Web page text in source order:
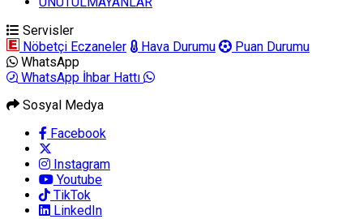
Servisler
Nöbetçi Eczaneler
Hava Durumu
Puan Durumu
WhatsApp
WhatsApp İhbar Hattı
Sosyal Medya
Facebook
Instagram
Youtube
TikTok
LinkedIn